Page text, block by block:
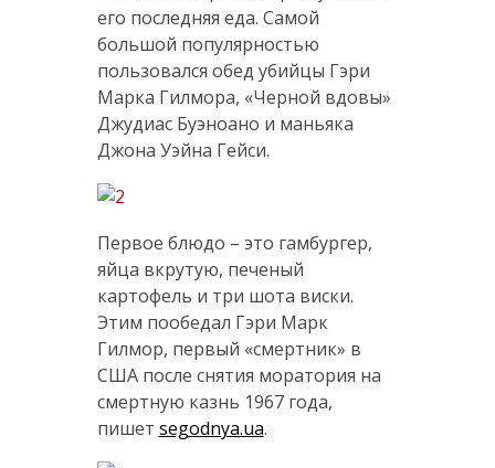
его последняя еда. Самой
большой популярностью
пользовался обед убийцы Гэри
Марка Гилмора, «Черной вдовы»
Джудиас Буэноано и маньяка
Джона Уэйна Гейси.
Первое блюдо – это гамбургер,
яйца вкрутую, печеный
картофель и три шота виски.
Этим пообедал Гэри Марк
Гилмор, первый «смертник» в
США после снятия моратория на
смертную казнь 1967 года,
пишет segodnya.ua.